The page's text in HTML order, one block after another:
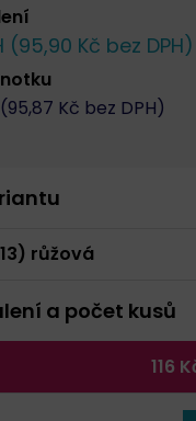
(95,90 Kč bez DPH)
95,87 Kč bez DPH)
růžová
a počet kusů
116